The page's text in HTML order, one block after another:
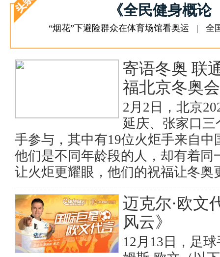
2026年冬奥会
财经 教育 乡村振兴 生态环境 一带一路 央
大国保险 云顶对话 云起
CCTV.节目官网 直播 节目单 栏目 片库 热
《全民健身概
“烟花”下避险群众在体育场馆看奥运 | 全
寄语冬奥 联
福北京冬奥会
2月2日，北京
延庆、张家口三
手参与，其中有19位火炬手来自
他们是不同年龄段的人，却有着
让火炬更耀眼，他们的祝福让冬奥
迈克尔·欧文
风云》
12月13日，足